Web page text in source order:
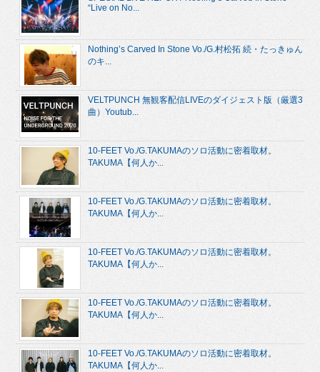
“Live on No...
Nothing’s Carved In Stone Vo./G.村松拓 続・たっきゅん
のキ...
VELTPUNCH 無観客配信LIVEのダイジェスト版（厳選3
曲）Youtub...
10-FEET Vo./G.TAKUMAのソロ活動に密着取材。
TAKUMA【何人か...
10-FEET Vo./G.TAKUMAのソロ活動に密着取材。
TAKUMA【何人か...
10-FEET Vo./G.TAKUMAのソロ活動に密着取材。
TAKUMA【何人か...
10-FEET Vo./G.TAKUMAのソロ活動に密着取材。
TAKUMA【何人か...
10-FEET Vo./G.TAKUMAのソロ活動に密着取材。
TAKUMA【何人か...